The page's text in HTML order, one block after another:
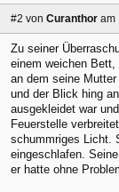
#2 von Curanthor am
Zu seiner
einem weichen Bett,
an dem seine
und der Blick hing
ausgekleidet war
Feuerstelle
schummriges Licht.
eingeschlafen.
er hatte ohne